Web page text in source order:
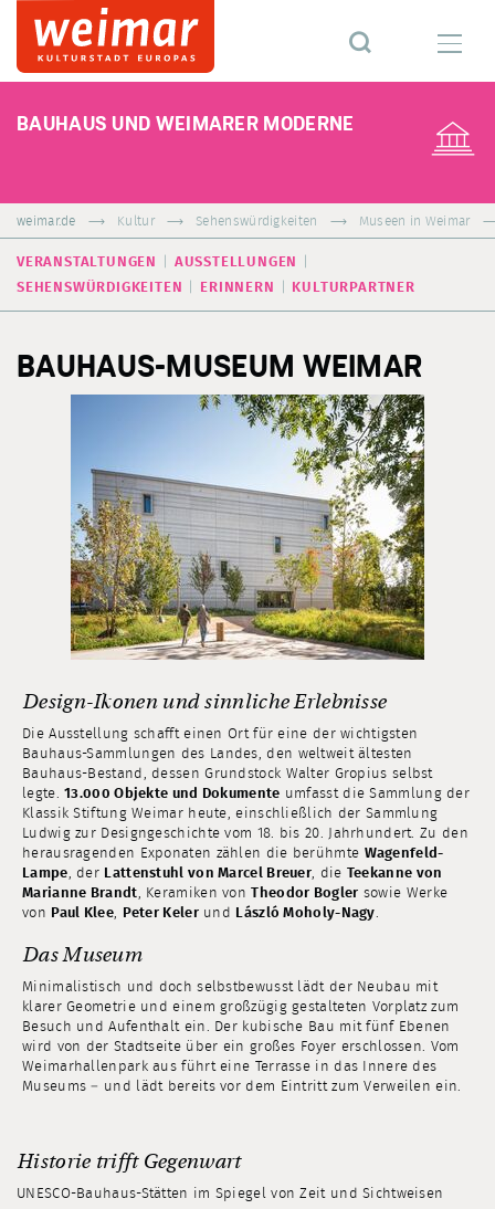
BAUHAUS UND WEIMARER MODERNE
weimar.de Kultur Sehenswürdigkeiten Museen in Weimar
VERANSTALTUNGEN
AUSSTELLUNGEN
SEHENSWÜRDIGKEITEN
ERINNERN KULTURPARTNER
BAUHAUS-MUSEUM WEIMAR
Design-Ikonen und sinnliche Erlebnisse
Die Ausstellung schafft einen Ort für eine der wichtigsten
Bauhaus-Sammlungen des Landes, den weltweit ältesten
Bauhaus-Bestand, dessen Grundstock Walter Gropius selbst
legte.13.000 Objekte und Dokumente umfasst die Sammlung der
Klassik Stiftung Weimar heute, einschließlich der Sammlung
Ludwig zur Designgeschichte vom 18. bis 20. Jahrhundert. Zu den
herausragenden Exponaten zählen die berühmte Wagenfeld-
Lampe, der Lattenstuhl von Marcel Breuer, die
Teekanne von
Marianne Brandt, Keramiken von Theodor Bogler sowie Werke
von Paul Klee, Peter Kelerund László Moholy-Nagy.
Das Museum
Minimalistisch und doch selbstbewusst lädt der Neubau mit
klarer Geometrie und einem großzügig gestalteten Vorplatz zum
Besuch und Aufenthalt ein. Der kubische Bau mit fünf Ebenen
wird von der Stadtseite über ein großes Foyer erschlossen. Vom
Weimarhallenpark aus führt eine Terrasse in das Innere des
Museums – und lädt bereits vor dem Eintritt zum Verweilen ein.
Historie trifft Gegenwart
UNESCO-Bauhaus-Stätten im Spiegel von Zeit und Sichtweisen